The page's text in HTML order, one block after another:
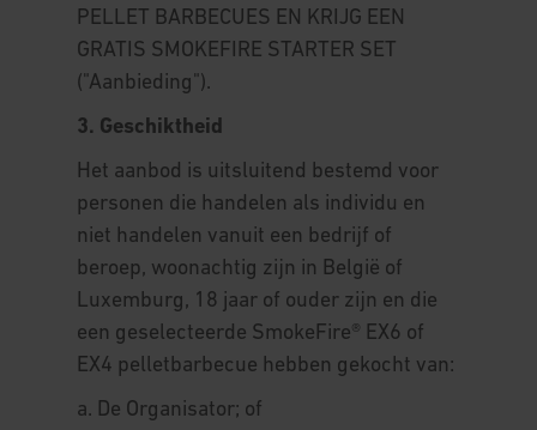
PELLET BARBECUES EN KRIJG EEN
GRATIS SMOKEFIRE STARTER SET
("Aanbieding").
3. Geschiktheid
Het aanbod is uitsluitend bestemd voor
personen die handelen als individu en
niet handelen vanuit een bedrijf of
beroep, woonachtig zijn in België of
Luxemburg, 18 jaar of ouder zijn en die
een geselecteerde SmokeFire® EX6 of
EX4 pelletbarbecue hebben gekocht van:
a. De Organisator; of